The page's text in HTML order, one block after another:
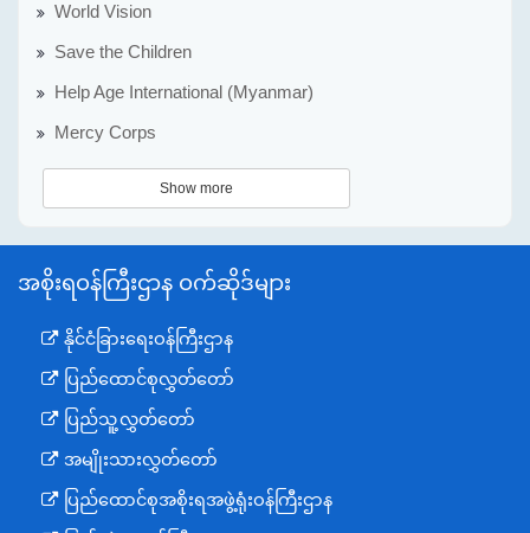
World Vision
Save the Children
Help Age International (Myanmar)
Mercy Corps
Show more
အစိုးရဝန်ကြီးဌာန ဝက်ဆိုဒ်များ
နိုင်ငံခြားရေးဝန်ကြီးဌာန
ပြည်ထောင်စုလွှတ်တော်
ပြည်သူ့လွှတ်တော်
အမျိုးသားလွှတ်တော်
ပြည်ထောင်စုအစိုးရအဖွဲ့ရုံးဝန်ကြီးဌာန